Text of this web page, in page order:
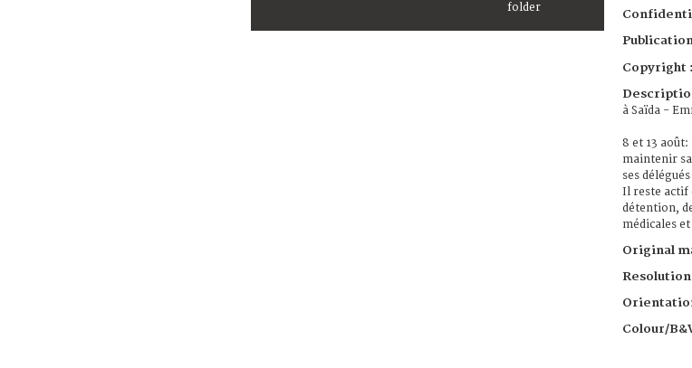
Copyright :
à Saïda -
8 et 13 août:
maintenir
ses
Il reste actif
détention,
médicales
Original
Resolution
Colour/